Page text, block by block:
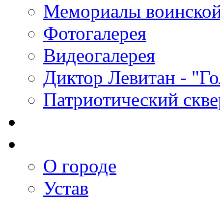
Мемориалы
Фотогалерея
Видеогалерея
Диктор Левитан -
Патриотический
О городе
Устав